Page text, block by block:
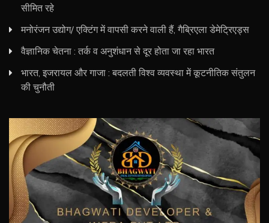
सीमित रहे
मनोरंजन उद्योग/ एक्टिंग में वापसी करने वाली हैं, गैब्रिएला डेमेट्रिएड्स
वैज्ञानिक चेतना : तर्क व अनुशंधान से दूर होता जा रहा भारत
भारत, इजरायल और गाजा : बदलती विश्व व्यवस्था में कूटनीतिक संतुलन
की चुनौती